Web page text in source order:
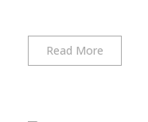
Read More